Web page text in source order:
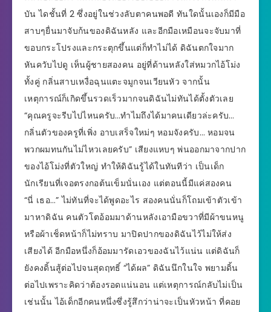
บัน ไดชั้นที่ 2 ซึ่งอยู่ในช่วงลับตาคนพอดี ทันใดนั้นเองก็มีมือ
สาบๆยื่นมาจับก้นของดิฉันหลัง และอีกมือเหมือนจะจับมาที่
ขอบกระโปรงและกระตุกขึ้นแต่ก็ทำไม่ได้ ดิฉันตกใจมาก
หันควับไปดู เห็นผู้ชายสองคน อยู่ที่ด้านหลังใส่หมวกไอ้โม่ง
ทั้งคู่ กลิ่นสาบเหงื่อฉุนแตะจมูกจนเวียนหัว จากนั้น
เหตุการณ์ก็เกิดขึ้นรวดเร็วมากจนดิฉันไม่ทันได้ตั้งตัวเลย
“คุณครูจะรีบไปไหนครับ…ทำไมถึงได้มาคนเดียวล่ะครับ…
กลิ่นตัวของครูที่เพิ่ง อาบเสร็จใหม่ๆ หอมจังครับ… หอมจน
พวกผมทนกันไม่ไหวเลยครับ” เสียงแหบๆ พ่นออกมาจากปาก
ของไอ้โม่งที่ตัวใหญ่ ทำให้ดิฉันรู้ได้ในทันทีว่า เป็นเด็ก
นักเรียนที่เจอตรงกอต้นเข็มนั่นเอง แต่ตอนนี้มีแค่สองคน
“นี่ เธอ…” ไม่ทันที่จะได้พูดอะไร สองคนนั่นก็โถมเข้าตัวเข้า
มาหาดิฉัน คนตัวโตอ้อมมาด้านหลังเอามือขวาที่มีผ้าขนหนู
หรือผ้าเช็ดหน้าก็ไม่ทราบ มาปิดปากของดิฉันไว้ไม่ให้ส่ง
เสียงได้ อีกมือหนึ่งก็อ้อมมารัดเอวของฉันไว้แน่น แต่ดิฉันก็
ยังคงดิ้นสู้ต่อไปจนสุดฤทธิ์ “ได้ผล” ดิฉันนึกในใจ พยามดิ้น
ต่อไปเพราะคิดว่าต้องรอดแน่นอน แต่เหตุการณ์กลับไม่เป็น
เช่นนั้น ไอ้เด็กอีกคนหนึ่งซึ่งรู้สึกว่าน่าจะเป็นหัวหน้า ที่คอย